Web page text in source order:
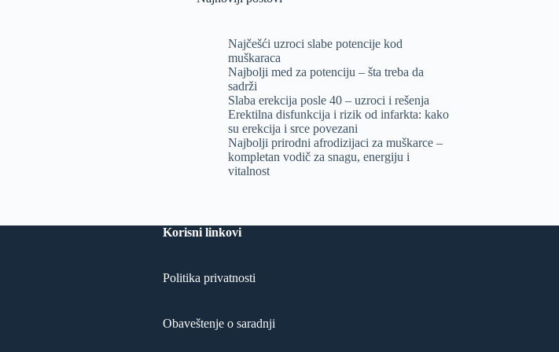
Najčešći uzroci slabe potencije kod
muškaraca
Najbolji med za potenciju – šta treba da
sadrži
Slaba erekcija posle 40 – uzroci i rešenja
Erektilna disfunkcija i rizik od infarkta: kako
su erekcija i srce povezani
Najbolji prirodni afrodizijaci za muškarce –
kompletan vodič za snagu, energiju i
vitalnost
Korisni linkovi
Politika privatnosti
Obaveštenje o saradnji